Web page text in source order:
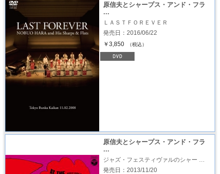
原信夫とシャープス・アンド・フラ
…
ＬＡＳＴＦＯＲＥＶＥＲ
発売日：2016/06/22
￥3,850
（税込）
原信夫とシャープス・アンド・フラ
…
ジャズ・フェスティヴァルのシャー …
発売日：2013/11/20